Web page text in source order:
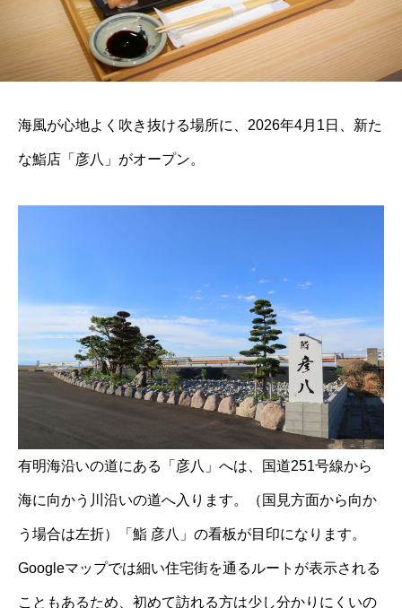
海風が心地よく吹き抜ける場所に、2026年4月1日、新た
な鮨店「彦八」がオープン。
有明海沿いの道にある「彦八」へは、国道251号線から
海に向かう川沿いの道へ入ります。（国見方面から向か
う場合は左折）「鮨 彦八」の看板が目印になります。
Googleマップでは細い住宅街を通るルートが表示される
こともあるため、初めて訪れる方は少し分かりにくいの